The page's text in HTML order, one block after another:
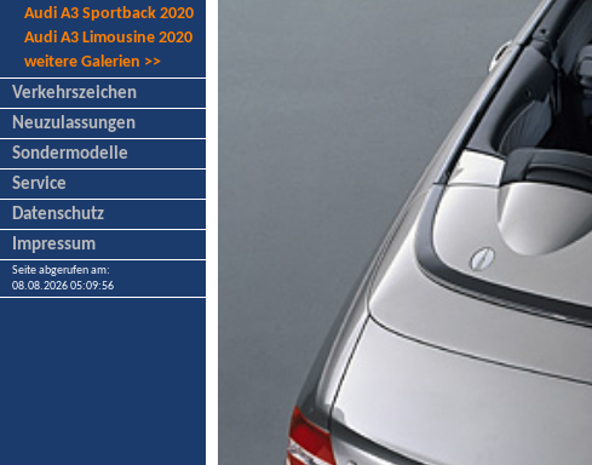
Audi A3 Sportback 2020
Audi A3 Limousine 2020
weitere Galerien >>
Verkehrszeichen
Neuzulassungen
Sondermodelle
Service
Datenschutz
Impressum
Seite abgerufen am:
08.08.2026 05:09:56